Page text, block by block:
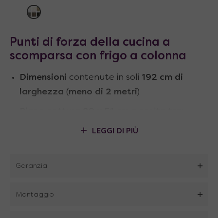
Punti di forza della cucina a
scomparsa con frigo a colonna
Dimensioni contenute in soli 192 cm di
larghezza (meno di 2 metri)
2 piastre elettrichediam. 18 cm 1500W,
accensione elettronica e valvole di
2 zone a induzione
con comandi digitali a
LEGGI DI PIÙ
Garanzia
Montaggio